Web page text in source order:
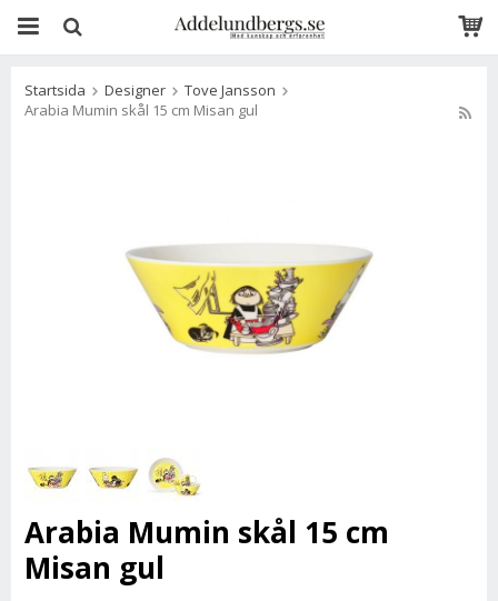
Startsida Designer
Tove Jansson
Arabia Mumin skål 15 cm Misan gul
Arabia Mumin skål 15 cm
Misan gul